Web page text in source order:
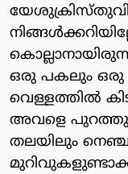
ഒരു പകലും ഒരു
വെള്ളത്തില്‍
അവളെ
തലയിലും